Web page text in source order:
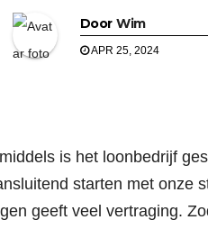
Door Wim
APR 25, 2024
is het loonbedrijf
starten met onze
geeft veel vertraging.